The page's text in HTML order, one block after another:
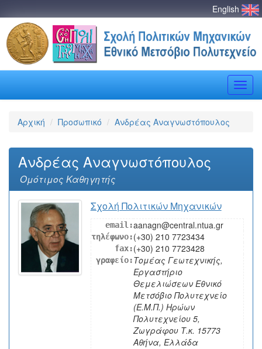
English
Toggle
Αρχική Προσωπικό Ανδρέας Αναγνωστόπουλος
Ανδρέας Αναγνωστόπουλος
Ομότιμος Kαθηγητής
Σχολή Πολιτικών Μηχανικών
email:aanagn@central.ntua.gr
τηλέφωνο:(+30) 210 7723434
fax:(+30) 210 7723428
γραφείο:Τομέας Γεωτεχνικής,
Εργαστήριο
Θεμελιώσεων Εθνικό
Μετσόβιο Πολυτεχνείο
(Ε.Μ.Π.) Ηρώων
Πολυτεχνείου 5,
Ζωγράφου Τ.κ. 15773
Αθήνα, Ελλάδα